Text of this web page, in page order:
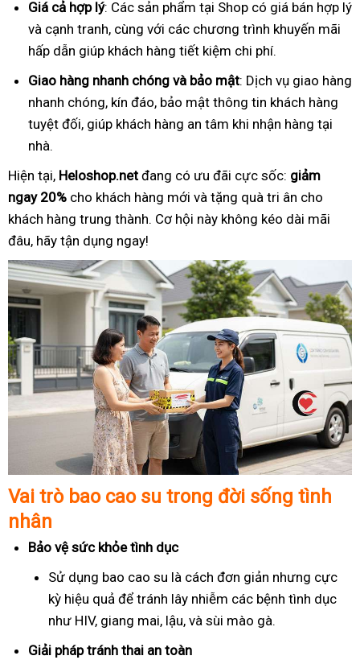
Giá cả hợp lý: Các sản phẩm tại Shop có giá bán hợp lý
và cạnh tranh, cùng với các chương trình khuyến mãi
hấp dẫn giúp khách hàng tiết kiệm chi phí.
Giao hàng nhanh chóng và bảo mật: Dịch vụ giao hàng
nhanh chóng, kín đáo, bảo mật thông tin khách hàng
tuyệt đối, giúp khách hàng an tâm khi nhận hàng tại
nhà.
Hiện tại, Heloshop.net đang có ưu đãi cực sốc: giảm
ngay 20% cho khách hàng mới và tặng quà tri ân cho
khách hàng trung thành. Cơ hội này không kéo dài mãi
đâu, hãy tận dụng ngay!
Vai trò bao cao su trong đời sống tình
nhân
Bảo vệ sức khỏe tình dục
Sử dụng bao cao su là cách đơn giản nhưng cực
kỳ hiệu quả để tránh lây nhiễm các bệnh tình dục
như HIV, giang mai, lậu, và sùi mào gà.
Giải pháp tránh thai an toàn